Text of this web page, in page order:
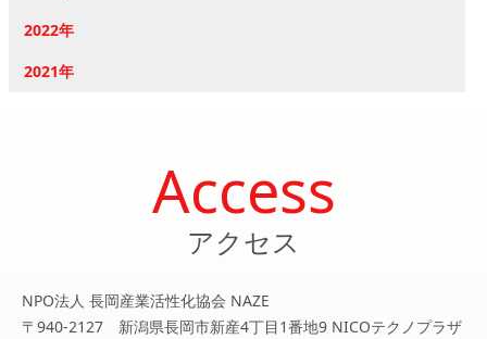
2022年
2021年
Access
アクセス
NPO法人 長岡産業活性化協会 NAZE
〒940-2127 新潟県長岡市新産4丁目1番地9 NICOテクノプラザ